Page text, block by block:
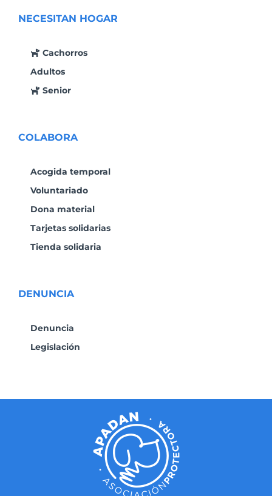
NECESITAN HOGAR
Cachorros
Adultos
Senior
COLABORA
Acogida temporal
Voluntariado
Dona material
Tarjetas solidarias
Tienda solidaria
DENUNCIA
Denuncia
Legislación